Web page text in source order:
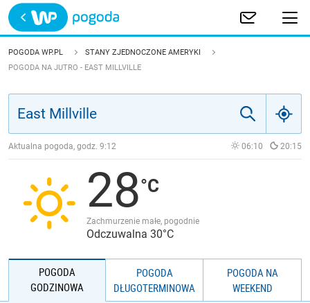
Trwa ładowanie
POLSKA
JAKOŚĆ POWIETRZA
POGODA WP.PL
STANY ZJEDNOCZONE AMERYKI
POGODA NA JUTRO - EAST MILLVILLE
Aktualna pogoda, godz. 9:12 06:10 20:15
28
Zachmurzenie małe, pogodnie
Odczuwalna 30°C
POGODA
GODZINOWA
POGODA
DŁUGOTERMINOWA
POGODA NA
WEEKEND